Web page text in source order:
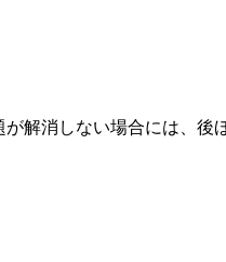
解消しない場合には、後